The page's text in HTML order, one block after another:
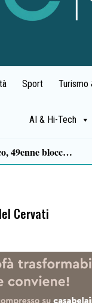
Sport Turismo
AI & Hi-Tech
Cervati